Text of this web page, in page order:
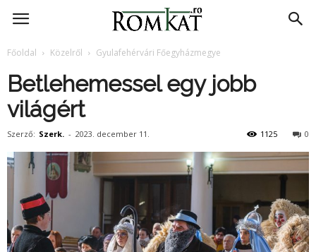
RomKat.ro
Főoldal Közelről Gyulafehérvári Főegyházmegye
Betlehemessel egy jobb
világért
Szerző: Szerk. - 2023. december 11. 0
1125